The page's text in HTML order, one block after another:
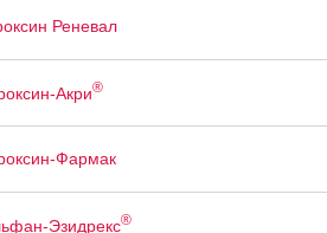
Реневал
Акри®
Фармак
Эзидрекс®